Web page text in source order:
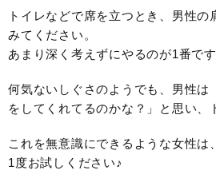
トイレなどで席を立つとき、男性の
みてください。
あまり深く考えずにやるのが1番です
何気ないしぐさのようでも、男性は
をしてくれてるのかな？」と思い、
これを無意識にできるような女性は
1度お試しください♪